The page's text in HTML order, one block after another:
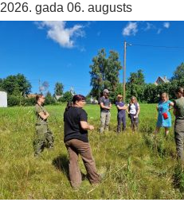
2026. gada 06. augusts